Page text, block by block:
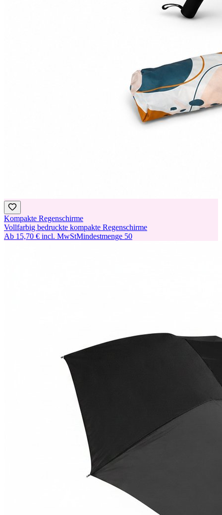
Kompakte Regenschirme
Vollfarbig bedruckte kompakte Regenschirme
Ab 15,70 € incl. MwStMindestmenge 50